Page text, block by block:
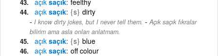
açık saçık {s} dirty
I know dirty jokes, but I never tell them. - Açık saçık fıkralar
bilirim ama asla onları anlatmam.
açık saçık {s} blue
açık saçık off colour